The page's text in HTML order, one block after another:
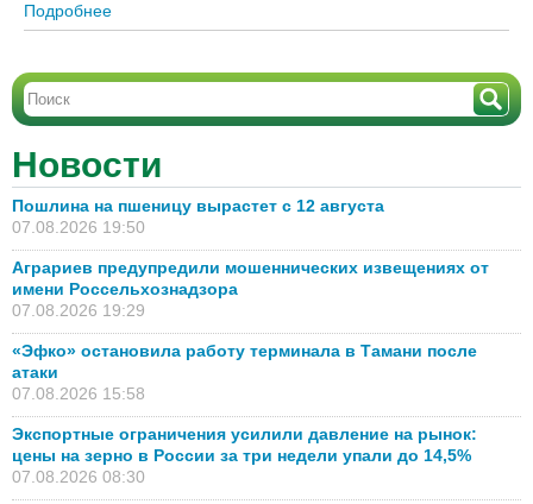
Подробнее
к восстановлению плодородия почвы»
Новости
Пошлина на пшеницу вырастет с 12 августа
07.08.2026 19:50
Аграриев предупредили мошеннических извещениях от
имени Россельхознадзора
07.08.2026 19:29
«Эфко» остановила работу терминала в Тамани после
атаки
07.08.2026 15:58
Экспортные ограничения усилили давление на рынок:
цены на зерно в России за три недели упали до 14,5%
07.08.2026 08:30